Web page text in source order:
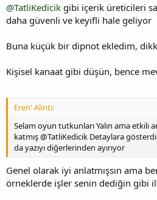
@TatliKedicik gibi içerik üreticileri
daha güvenli ve keyifli hale geliyor
Buna küçük bir dipnot ekledim,
Kişisel kanaat gibi düşün, bence
Eren' Alıntı:
Selam oyun tutkunları Yalın ama etkili
katmış @TatliKedicik Detaylara
da yazıyı diğerlerinden ayırıyor
Genel olarak iyi anlatmışsın ama
örneklerde işler senin dediğin gibi